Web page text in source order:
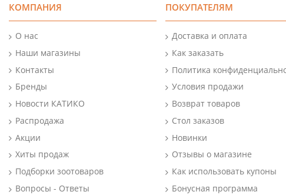
КОМПАНИЯ
О нас
Наши магазины
Контакты
Бренды
Новости КАТИКО
Распродажа
Акции
Хиты продаж
Подборки зоотоваров
Вопросы - Ответы
ПОКУПАТЕЛЯМ
Доставка и оплата
Как заказать
Политика
Условия продажи
Возврат товаров
Стол заказов
Новинки
Отзывы о магазине
Как использовать купоны
Бонусная программа